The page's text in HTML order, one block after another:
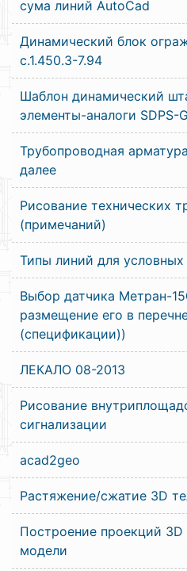
сума линий AutoCad
Динамический блок
с.1.450.3-7.94
Шаблон динамический
элементы-аналоги SDPS-
Трубопроводная
далее
Рисование технических
(примечаний)
Типы линий для условных
Выбор датчика Метран-
размещение его в
(спецификации))
ЛЕКАЛО 08-2013
Рисование
сигнализации
acad2geo
Растяжение/сжатие 3D
Построение проекций 3D
модели